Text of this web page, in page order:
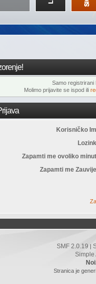
Samo registrirani
Molimo prijavite se ispod ili
Korisničko
Zapamti me ovoliko
Zapamti me
SMF 2.0.19
Simple
Stranica je